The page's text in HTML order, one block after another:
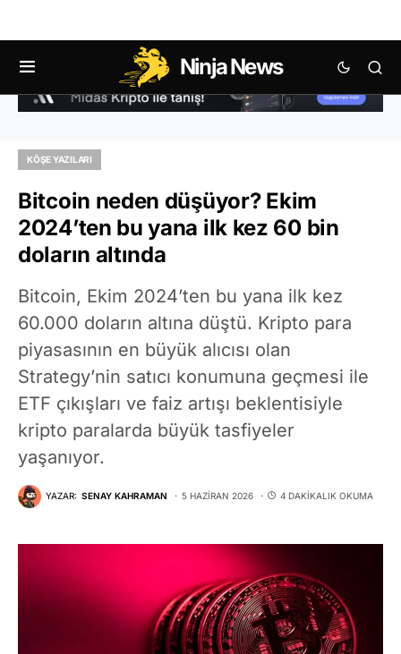
Ninja News
KÖŞE YAZILARI
Bitcoin neden düşüyor? Ekim
2024’ten bu yana ilk kez 60 bin
doların altında
Bitcoin, Ekim 2024’ten bu yana ilk kez
60.000 doların altına düştü. Kripto para
piyasasının en büyük alıcısı olan
Strategy’nin satıcı konumuna geçmesi ile
ETF çıkışları ve faiz artışı beklentisiyle
kripto paralarda büyük tasfiyeler
yaşanıyor.
YAZAR: SENAY KAHRAMAN 5 HAZIRAN 2026 4 DAKIKALIK OKUMA